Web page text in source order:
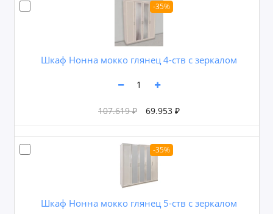
-35%
Шкаф Нонна мокко глянец 4-ств с зеркалом
107.619 ₽ 69.953 ₽
-35%
Шкаф Нонна мокко глянец 5-ств с зеркалом